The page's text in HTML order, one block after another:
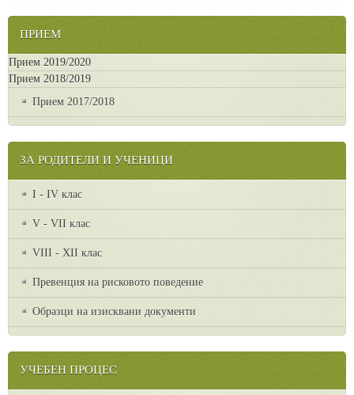
ПРИЕМ
Прием 2019/2020
Прием 2018/2019
Прием 2017/2018
ЗА РОДИТЕЛИ И УЧЕНИЦИ
I - IV клас
V - VII клас
VІІІ - ХІІ клас
Превенция на рисковото поведение
Образци на изисквани документи
УЧЕБЕН ПРОЦЕС